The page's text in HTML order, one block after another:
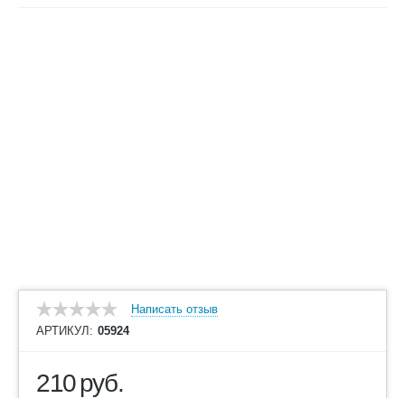
Написать отзыв
АРТИКУЛ: 05924
210руб.